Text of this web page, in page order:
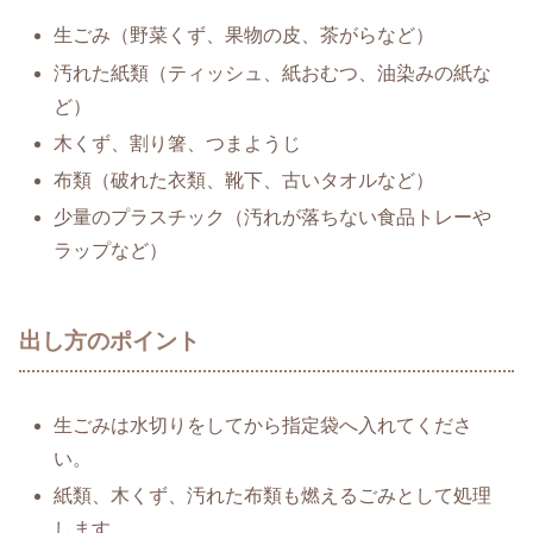
生ごみ（野菜くず、果物の皮、茶がらなど）
汚れた紙類（ティッシュ、紙おむつ、油染みの紙な
ど）
木くず、割り箸、つまようじ
布類（破れた衣類、靴下、古いタオルなど）
少量のプラスチック（汚れが落ちない食品トレーや
ラップなど）
出し方のポイント
生ごみは水切りをしてから指定袋へ入れてくださ
い。
紙類、木くず、汚れた布類も燃えるごみとして処理
します。